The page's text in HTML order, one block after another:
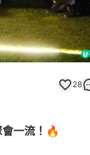
28
一流！🔥